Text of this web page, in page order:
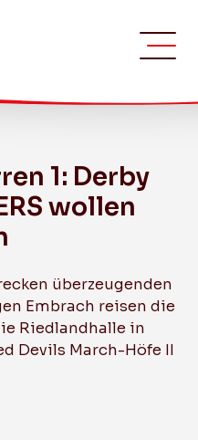
1: Derby
wollen
überzeugenden
Embrach reisen die
Riedlandhalle in
Devils March-Höfe II